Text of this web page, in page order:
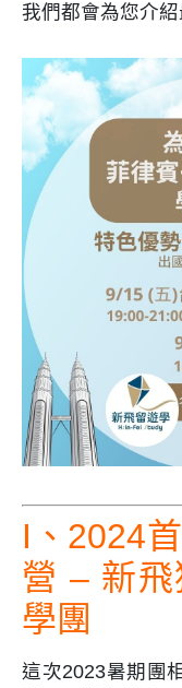
我們都會為您介紹
I、2024
營 – 新
學團
這次2023暑期團